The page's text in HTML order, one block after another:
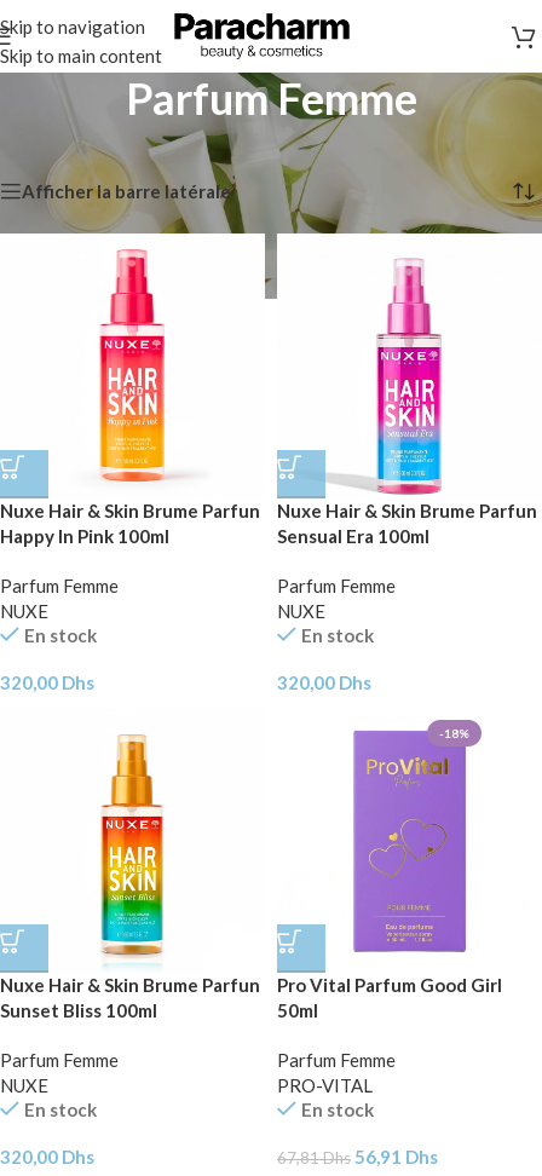
Skip to navigation
Skip to main content
Parfum Femme
Corps Parfum/Parfum Femme
Afficher la barre latérale
Nuxe Hair & Skin Brume Parfun
Happy In Pink 100ml
Parfum Femme
NUXE
En stock
320,00 Dhs
Nuxe Hair & Skin Brume Parfun
Sensual Era 100ml
Parfum Femme
NUXE
En stock
320,00 Dhs
Nuxe Hair & Skin Brume Parfun
Sunset Bliss 100ml
Parfum Femme
NUXE
En stock
320,00 Dhs
-18%
Pro Vital Parfum Good Girl
50ml
Parfum Femme
PRO-VITAL
En stock
67,81Dhs 56,91 Dhs